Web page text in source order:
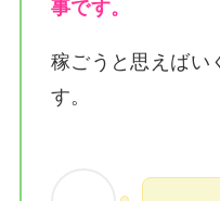
事です。
稼ごうと思えばい
す。